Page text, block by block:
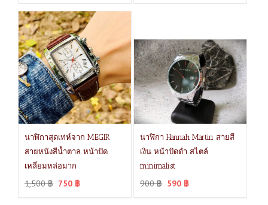
นาฬิกาสุดเท่ห์จาก MEGIR
สายหนังสีน้ำตาล หน้าปัด
เหลี่ยมหล่อมาก
1,500฿ 750 ฿
นาฬิกา Hannah Martin สายสี
เงิน หน้าปัดดำ สไตล์
minimalist
900฿ 590 ฿